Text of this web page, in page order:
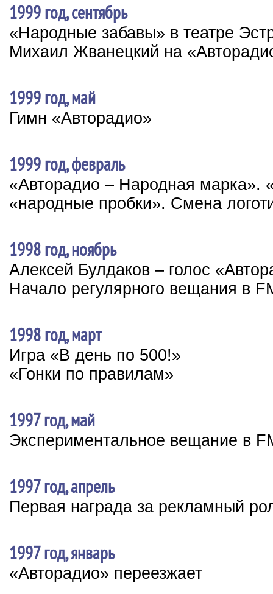
1999 год, сентябрь
«Народные забавы» в театре
Михаил Жванецкий на
1999 год, май
Гимн «Авторадио»
1999 год, февраль
«Авторадио – Народная марка».
«народные пробки». Смена
1998 год, ноябрь
Алексей Булдаков – голос
Начало регулярного вещания в
1998 год, март
Игра «В день по 500!»
«Гонки по правилам»
1997 год, май
Экспериментальное вещание в
1997 год, апрель
Первая награда за рекламный
1997 год, январь
«Авторадио» переезжает